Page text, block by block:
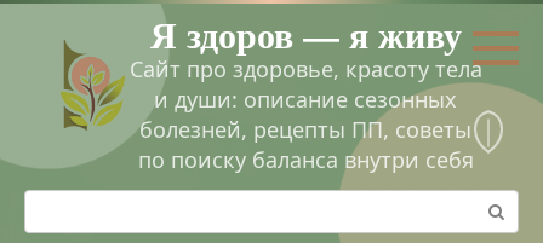
Перейти
контенту
Я здоров — я живу
Сайт про здоровье, красоту тела
и души: описание сезонных
болезней, рецепты ПП, советы
по поиску баланса внутри себя
Поиск: